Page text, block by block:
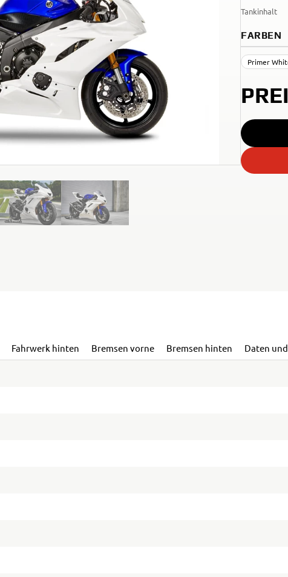
Tankinhalt
FARBEN
Primer
Fahrwerk hinten Bremsen vorne Bremsen hinten Daten